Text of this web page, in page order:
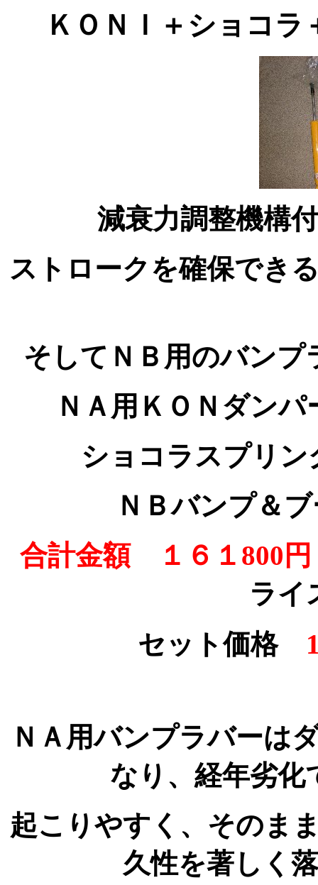
ＫＯＮＩ＋ショコ
減衰力調整機構
ストロークを確保でき
そしてＮＢ用のバン
ＮＡ用ＫＯＮダンパ
ショコラスプリン
ＮＢバンプ＆
合計金額 １６１800円
ライ
セット価格
ＮＡ用バンプラバーは
なり、経年劣化
起こりやすく、そのま
久性を著しく